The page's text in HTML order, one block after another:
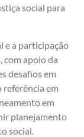
social para
e a participação
com apoio da
desafios em
em
em
planejamento
social.